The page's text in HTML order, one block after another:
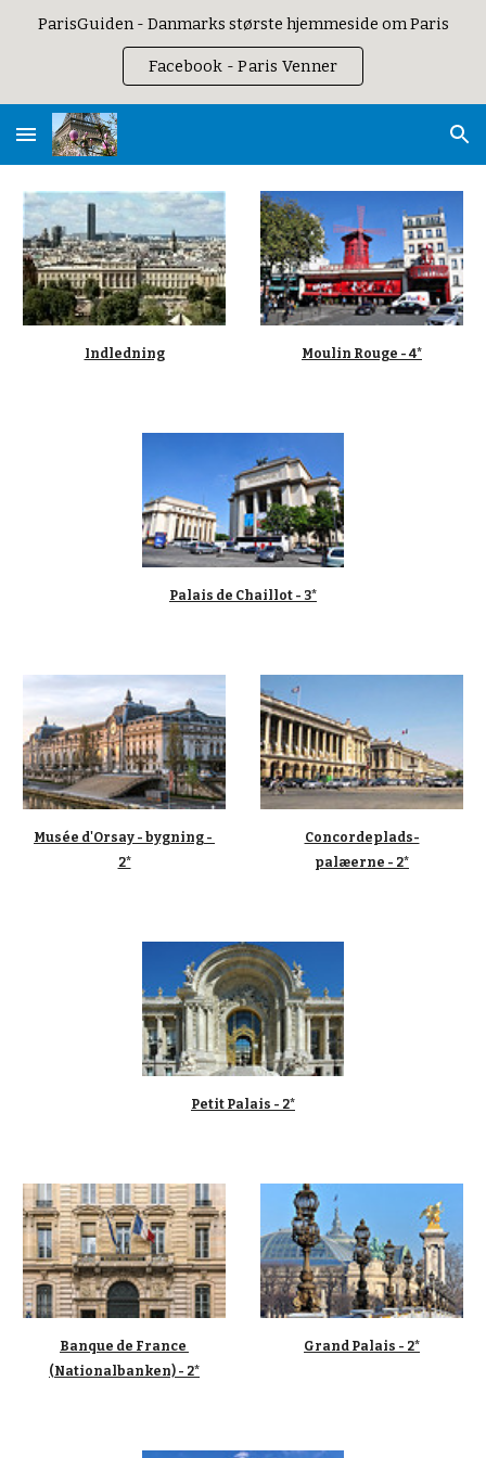
ParisGuiden - Danmarks største hjemmeside om Paris
Facebook - Paris Venner
Indledning Moulin Rouge - 4*
Palais de Chaillot - 3*
Musée d'Orsay - bygning -
2*
Concordeplads-
palæerne - 2*
Petit Palais - 2*
Banque de France
(Nationalbanken) - 2*
Grand Palais - 2*